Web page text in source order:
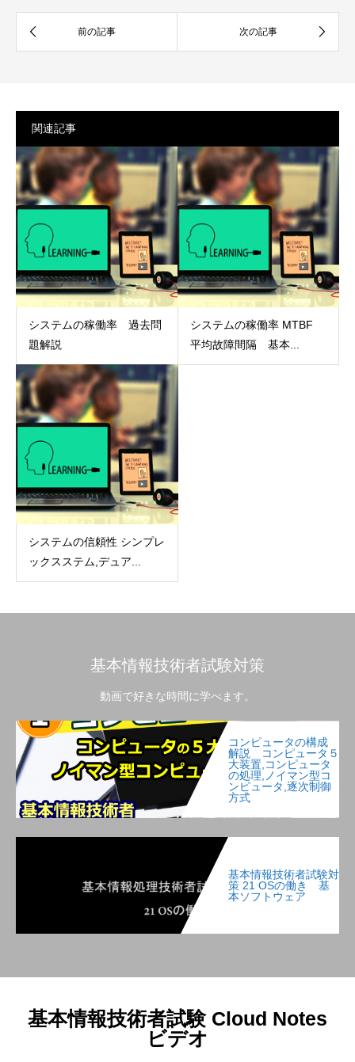
関連記事
システムの稼働率 過去問
題解説
システムの稼働率 MTBF
平均故障間隔 基本...
システムの信頼性 シンプレ
ックスステム,デュア...
基本情報技術者試験対策
動画で好きな時間に学べます。
コンピュータの構成
解説 コンピュータ５
大装置,コンピュータ
の処理,ノイマン型コ
ンピュータ,逐次制御
方式
基本情報技術者試験対
策 21 OSの働き 基
本ソフトウェア
基本情報技術者試験 Cloud Notes
ビデオ